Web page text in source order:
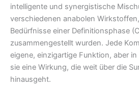
intelligente und synergistische
verschiedenen anabolen
Bedürfnisse einer Definitionsphase
zusammengestellt wurden. Jede
eigene, einzigartige Funktion, aber
sie eine Wirkung, die weit über die
hinausgeht.